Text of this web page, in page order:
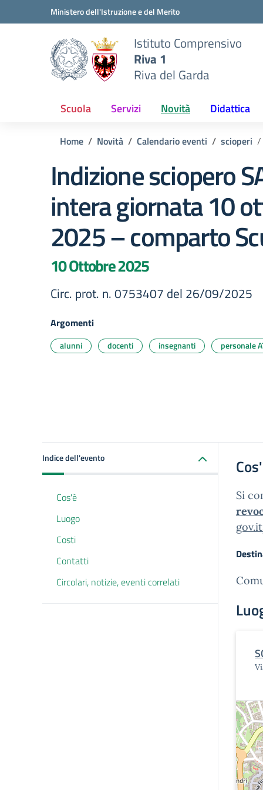
Vai ai contenuti
Vai al menu di navigazioneMinistero dell'Istruzione e del Merito
Istituto Comprensivo
Riva 1
Riva del Garda
Scuola Servizi Novità Didattica
Home Novità Calendario eventi scioperi
Indizione sciopero
intera giornata 10
2025 – comparto
10 Ottobre 2025
Circ. prot. n. 0753407 del 26/09/2025
Argomenti
alunni docenti insegnanti personale
Indice dell'evento
Cos'è
Luogo
Costi
Contatti
Circolari, notizie, eventi correlati
Si